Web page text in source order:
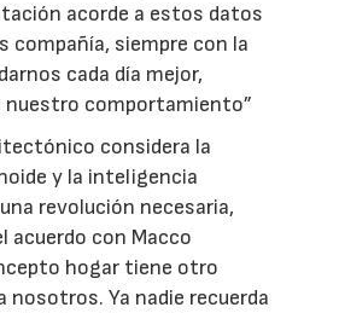
acorde a estos datos
compañía, siempre con la
cada día mejor,
nuestro comportamiento”
considera la
y la inteligencia
revolución necesaria,
acuerdo con Macco
hogar tiene otro
nosotros. Ya nadie recuerda